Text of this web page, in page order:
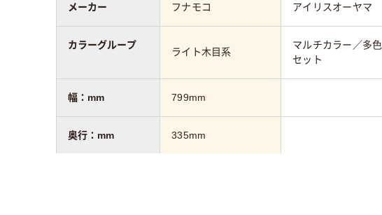
フナモコ アイリスオーヤマ
ライト木目系
マルチカラー／多色
セット
799mm
335mm
メーカー
カラーグループ
幅：mm
奥行：mm